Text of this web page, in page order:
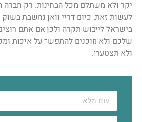
יקר ולא משתלם מכל הבחינות. רק חברה
לעשות זאת. כיום דריי וואן נחשבת
בישראל לייבוש תקרה ולכן אם אתם
שלכם ולא מוכנים להתפשר על איכות
ולא תצטערו.